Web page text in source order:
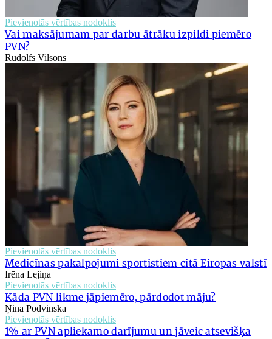
Pievienotās vērtības nodoklis
Vai maksājumam par darbu ātrāku izpildi piemēro
PVN?
Rūdolfs Vilsons
Pievienotās vērtības nodoklis
Medicīnas pakalpojumi sportistiem citā Eiropas valstī
Irēna Lejiņa
Pievienotās vērtības nodoklis
Kāda PVN likme jāpiemēro, pārdodot māju?
Ņina Podvinska
Pievienotās vērtības nodoklis
1% ar PVN apliekamo darījumu un jāveic atsevišķa